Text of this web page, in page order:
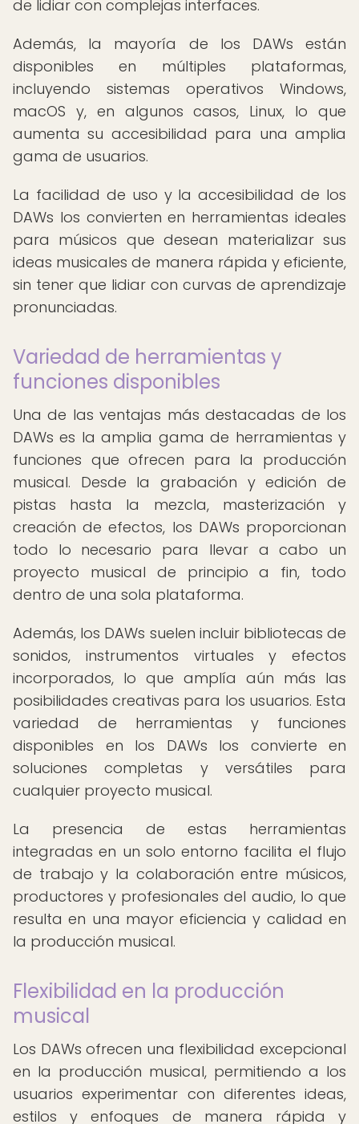
de lidiar con complejas interfaces.
Además, la mayoría de los DAWs están
disponibles en múltiples plataformas,
incluyendo sistemas operativos Windows,
macOS y, en algunos casos, Linux, lo que
aumenta su accesibilidad para una amplia
gama de usuarios.
La facilidad de uso y la accesibilidad de los
DAWs los convierten en herramientas ideales
para músicos que desean materializar sus
ideas musicales de manera rápida y eficiente,
sin tener que lidiar con curvas de aprendizaje
pronunciadas.
Variedad de herramientas y
funciones disponibles
Una de las ventajas más destacadas de los
DAWs es la amplia gama de herramientas y
funciones que ofrecen para la producción
musical. Desde la grabación y edición de
pistas hasta la mezcla, masterización y
creación de efectos, los DAWs proporcionan
todo lo necesario para llevar a cabo un
proyecto musical de principio a fin, todo
dentro de una sola plataforma.
Además, los DAWs suelen incluir bibliotecas de
sonidos, instrumentos virtuales y efectos
incorporados, lo que amplía aún más las
posibilidades creativas para los usuarios. Esta
variedad de herramientas y funciones
disponibles en los DAWs los convierte en
soluciones completas y versátiles para
cualquier proyecto musical.
La presencia de estas herramientas
integradas en un solo entorno facilita el flujo
de trabajo y la colaboración entre músicos,
productores y profesionales del audio, lo que
resulta en una mayor eficiencia y calidad en
la producción musical.
Flexibilidad en la producción
musical
Los DAWs ofrecen una flexibilidad excepcional
en la producción musical, permitiendo a los
usuarios experimentar con diferentes ideas,
estilos y enfoques de manera rápida y